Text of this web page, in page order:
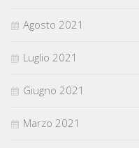
Agosto 2021
Luglio 2021
Giugno 2021
Marzo 2021